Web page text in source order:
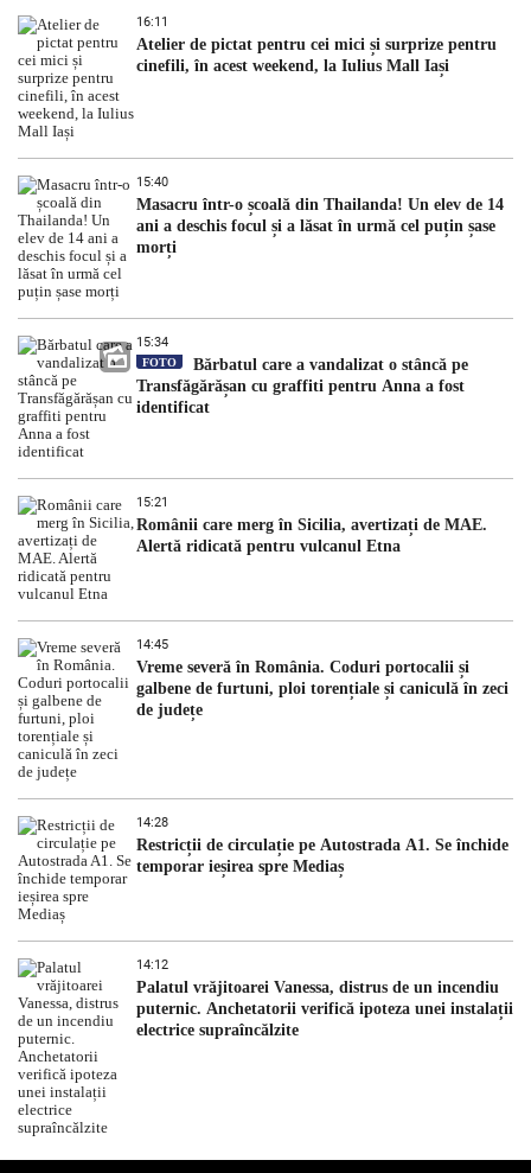
16:11
Atelier de pictat pentru cei mici și surprize pentru
cinefili, în acest weekend, la Iulius Mall Iași
15:40
Masacru într-o școală din Thailanda! Un elev de 14
ani a deschis focul și a lăsat în urmă cel puțin șase
morți
15:34
FOTO
Bărbatul care a vandalizat o stâncă pe
Transfăgărășan cu graffiti pentru Anna a fost
identificat
15:21
Românii care merg în Sicilia, avertizați de MAE.
Alertă ridicată pentru vulcanul Etna
14:45
Vreme severă în România. Coduri portocalii și
galbene de furtuni, ploi torențiale și caniculă în zeci
de județe
14:28
Restricții de circulație pe Autostrada A1. Se închide
temporar ieșirea spre Mediaș
14:12
Palatul vrăjitoarei Vanessa, distrus de un incendiu
puternic. Anchetatorii verifică ipoteza unei instalații
electrice supraîncălzite